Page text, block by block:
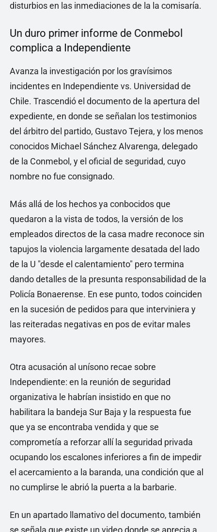
disturbios en las inmediaciones de la la comisaría.
Un duro primer informe de Conmebol
complica a Independiente
Avanza la investigación por los gravísimos
incidentes en Independiente vs. Universidad de
Chile. Trascendió el documento de la apertura del
expediente, en donde se señalan los testimonios
del árbitro del partido, Gustavo Tejera, y los menos
conocidos Michael Sánchez Alvarenga, delegado
de la Conmebol, y el oficial de seguridad, cuyo
nombre no fue consignado.
Más allá de los hechos ya conbocidos que
quedaron a la vista de todos, la versión de los
empleados directos de la casa madre reconoce sin
tapujos la violencia largamente desatada del lado
de la U "desde el calentamiento" pero termina
dando detalles de la presunta responsabilidad de la
Policía Bonaerense. En ese punto, todos coinciden
en la sucesión de pedidos para que interviniera y
las reiteradas negativas en pos de evitar males
mayores.
Otra acusación al unísono recae sobre
Independiente: en la reunión de seguridad
organizativa le habrían insistido en que no
habilitara la bandeja Sur Baja y la respuesta fue
que ya se encontraba vendida y que se
comprometía a reforzar allí la seguridad privada
ocupando los escalones inferiores a fin de impedir
el acercamiento a la baranda, una condición que al
no cumplirse le abrió la puerta a la barbarie.
En un apartado llamativo del documento, también
se señala que existe un video donde se aprecia a